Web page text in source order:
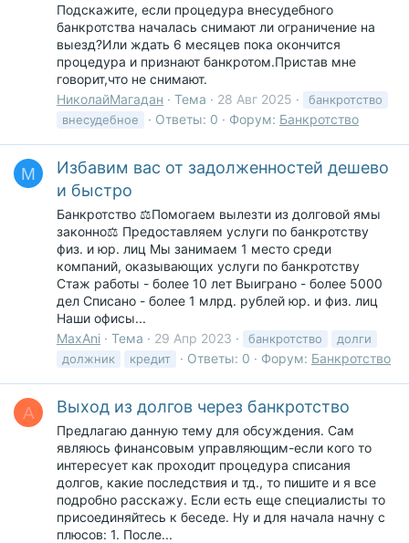
Подскажите, если процедура внесудебного
банкротства началась снимают ли ограничение на
выезд?Или ждать 6 месяцев пока окончится
процедура и признают банкротом.Пристав мне
говорит,что не снимают.
НиколайМагадан
Тема 28 Авг 2025
банкротство
внесудебное
Ответы: 0 Форум: Банкротство
M
Избавим вас от задолженностей дешево
и быстро
Банкротство ‍⚖️Помогаем вылезти из долговой ямы
законно‍⚖️ Предоставляем услуги по банкротству
физ. и юр. лиц Мы занимаем 1 место среди
компаний, оказывающих услуги по банкротству
Стаж работы - более 10 лет Выиграно - более 5000
дел Списано - более 1 млрд. рублей юр. и физ. лиц
Наши офисы...
MaxAni
Тема 29 Апр 2023 банкротство
долги
должник
кредит Ответы: 0 Форум: Банкротство
А Выход из долгов через банкротство
Предлагаю данную тему для обсуждения. Сам
являюсь финансовым управляющим-если кого то
интересует как проходит процедура списания
долгов, какие последствия и тд., то пишите и я все
подробно расскажу. Если есть еще специалисты то
присоединяйтесь к беседе. Ну и для начала начну с
плюсов: 1. После...